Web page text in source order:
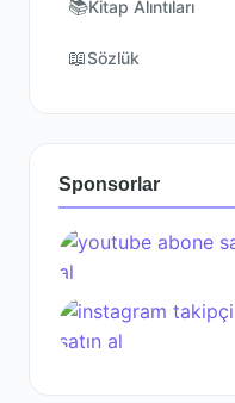
📚Kitap Alıntıları
📖Sözlük
Sponsorlar